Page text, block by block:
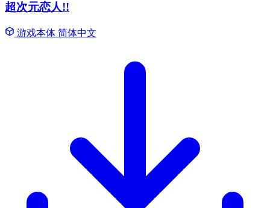
超次元恋人!!
游戏本体 简体中文